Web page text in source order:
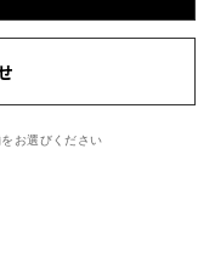
お選びください